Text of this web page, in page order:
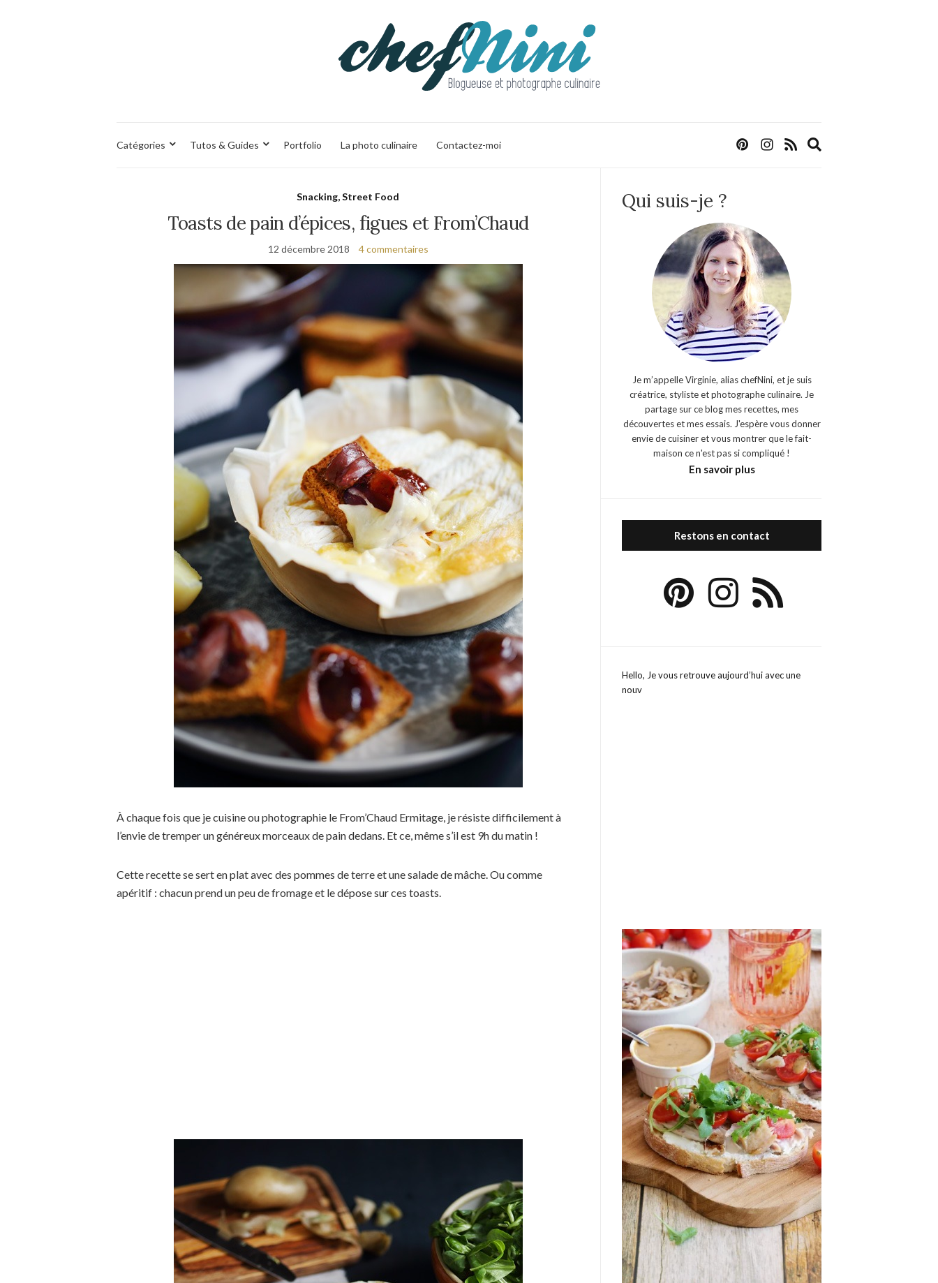
Catégories Tutos & Guides Portfolio La photo culinaire Contactez-moi
Snacking, Street Food
Toasts de pain d’épices, figues et From’Chaud
12 décembre 2018 4 commentaires
À chaque fois que je cuisine ou photographie le From’Chaud Ermitage, je résiste difficilement à
l’envie de tremper un généreux morceaux de pain dedans. Et ce, même s’il est 9h du matin !
Cette recette se sert en plat avec des pommes de terre et une salade de mâche. Ou comme
apéritif : chacun prend un peu de fromage et le dépose sur ces toasts.
Qui suis-je ?
Je m’appelle Virginie, alias chefNini, et je suis
créatrice, styliste et photographe culinaire. Je
partage sur ce blog mes recettes, mes
découvertes et mes essais. J'espère vous donner
envie de cuisiner et vous montrer que le fait-
maison ce n'est pas si compliqué !
En savoir plus
Restons en contact
Hello, Je vous retrouve aujourd’hui avec une
nouv